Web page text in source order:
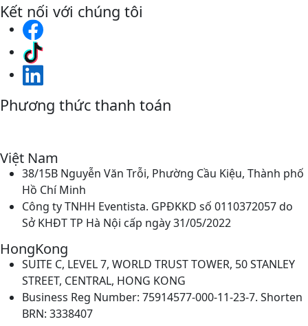
Kết nối với chúng tôi
Phương thức thanh toán
Việt Nam
38/15B Nguyễn Văn Trỗi, Phường Cầu Kiệu, Thành phố
Hồ Chí Minh
Công ty TNHH Eventista. GPĐKKD số 0110372057 do
Sở KHĐT TP Hà Nội cấp ngày 31/05/2022
HongKong
SUITE C, LEVEL 7, WORLD TRUST TOWER, 50 STANLEY
STREET, CENTRAL, HONG KONG
Business Reg Number: 75914577-000-11-23-7. Shorten
BRN: 3338407